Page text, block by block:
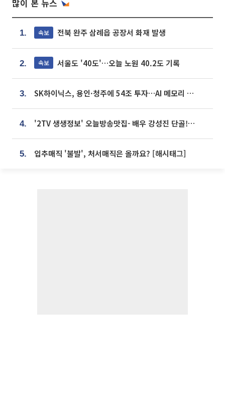
많이 본 뉴스
1. 속보 전북 완주 삼례읍 공장서 화재 발생
2. 속보 서울도 '40도'…오늘 노원 40.2도 기록
3. SK하이닉스, 용인·청주에 54조 투자…AI 메모리 생산기지 키운다
4. '2TV 생생정보' 오늘방송맛집- 배우 강성진 단골! 쌀국수ㆍ푸팟퐁 커리 맛집 '블○○○'
5. 입추매직 '불발', 처서매직은 올까요? [해시태그]